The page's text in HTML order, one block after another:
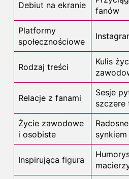
Debiut na ekranie
fanów
Platformy
społecznościowe
Rodzaj treści
Kulis
Relacje z fanami
Sesje
szczere
Życie zawodowe
i osobiste
synkiem
Inspirująca figura